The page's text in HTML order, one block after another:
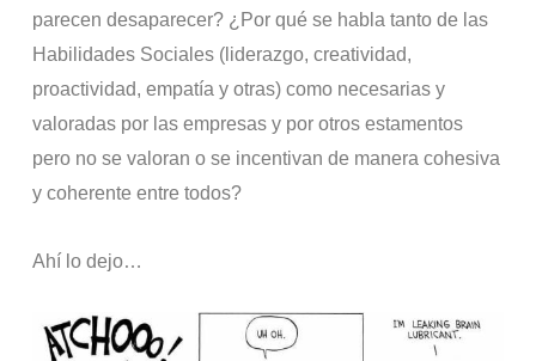
parecen desaparecer? ¿Por qué se habla tanto de las
Habilidades Sociales (liderazgo, creatividad,
proactividad, empatía y otras) como necesarias y
valoradas por las empresas y por otros estamentos
pero no se valoran o se incentivan de manera cohesiva
y coherente entre todos?
Ahí lo dejo…